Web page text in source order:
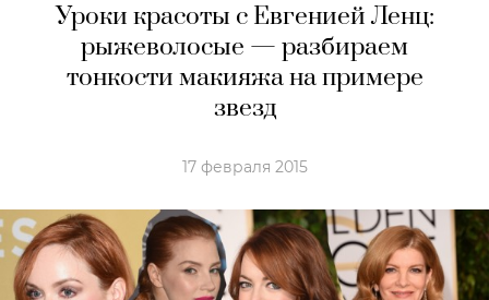
Уроки красоты с Евгенией Ленц:
рыжеволосые — разбираем
тонкости макияжа на примере
звезд
17 февраля 2015